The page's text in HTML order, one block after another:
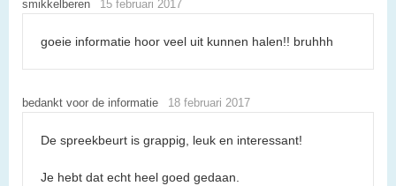
smikkelberen 15 februari 2017
goeie informatie hoor veel uit kunnen halen!! bruhhh
bedankt voor de informatie 18 februari 2017
De spreekbeurt is grappig, leuk en interessant!
Je hebt dat echt heel goed gedaan.